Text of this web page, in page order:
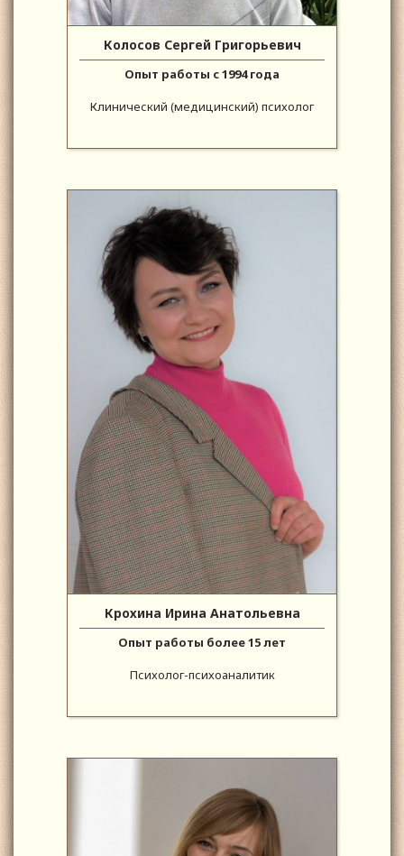
Колосов Сергей Григорьевич
Опыт работы с 1994 года
Клинический (медицинский) психолог
Крохина Ирина Анатольевна
Опыт работы более 15 лет
Психолог-психоаналитик